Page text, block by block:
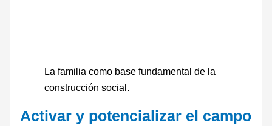
La familia como base fundamental de la
construcción social.
Activar y potencializar el campo